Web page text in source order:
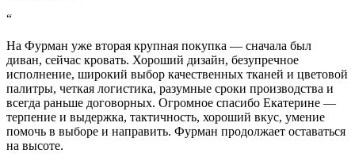
“
На Фурман уже вторая крупная покупка — сначала был
диван, сейчас кровать. Хороший дизайн, безупречное
исполнение, широкий выбор качественных тканей и цветовой
палитры, четкая логистика, разумные сроки производства и
всегда раньше договорных. Огромное спасибо Екатерине —
терпение и выдержка, тактичность, хороший вкус, умение
помочь в выборе и направить. Фурман продолжает оставаться
на высоте.